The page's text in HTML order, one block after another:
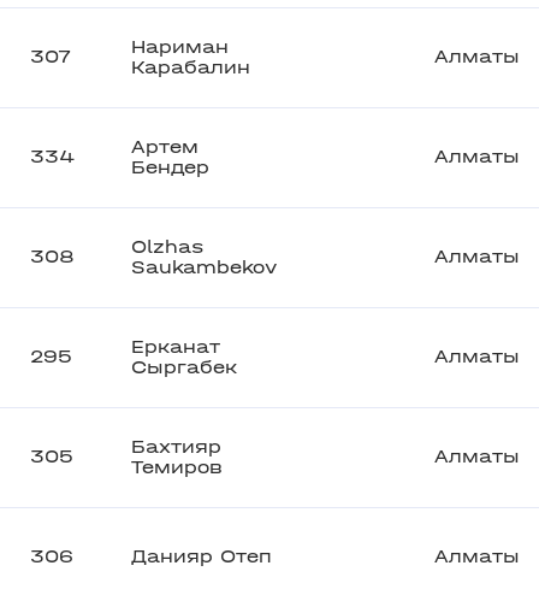
307
Нариман
Карабалин
Алматы
334
Артем
Бендер
Алматы
308
Olzhas
Saukambekov
Алматы
295
Ерканат
Сыргабек
Алматы
305
Бахтияр
Темиров
Алматы
306 Данияр Отеп Алматы